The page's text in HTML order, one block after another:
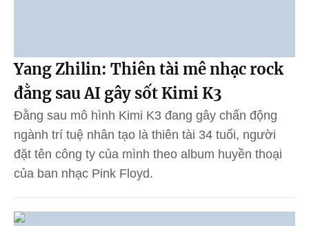
Yang Zhilin: Thiên tài mê nhạc rock
đằng sau AI gây sốt Kimi K3
Đằng sau mô hình Kimi K3 đang gây chấn động
ngành trí tuệ nhân tạo là thiên tài 34 tuổi, người
đặt tên công ty của mình theo album huyền thoại
của ban nhạc Pink Floyd.